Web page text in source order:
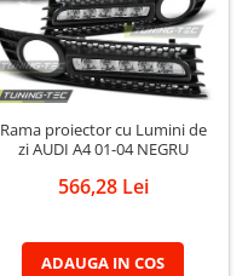
Rama proiector cu Lumini de
zi AUDI A4 01-04 NEGRU
566,28 Lei
ADAUGA IN COS